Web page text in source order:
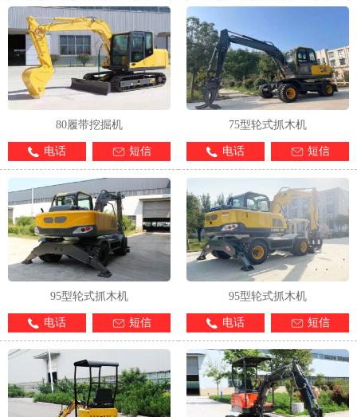
80履带挖掘机
电话 短信
75型轮式抓木机
电话 短信
95型轮式抓木机
电话 短信
95型轮式抓木机
电话 短信